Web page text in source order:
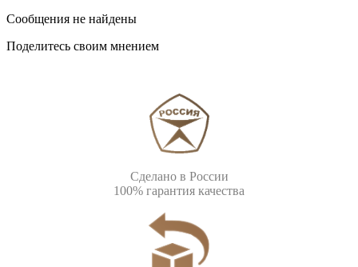
Сообщения не найдены
Поделитесь своим мнением
Сделано в России
100% гарантия качества